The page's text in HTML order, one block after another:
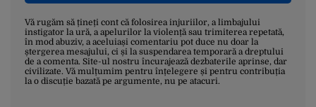
Vă rugăm să țineți cont că folosirea injuriilor, a limbajului
instigator la ură, a apelurilor la violență sau trimiterea repetată,
în mod abuziv, a aceluiași comentariu pot duce nu doar la
ștergerea mesajului, ci și la suspendarea temporară a dreptului
de a comenta. Site-ul nostru încurajează dezbaterile aprinse, dar
civilizate. Vă mulțumim pentru înțelegere și pentru contribuția
la o discuție bazată pe argumente, nu pe atacuri.